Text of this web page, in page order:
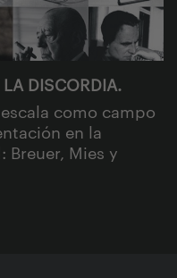
LA DISCORDIA.
como campo
en la
Breuer, Mies y